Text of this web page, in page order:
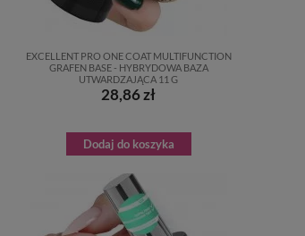
EXCELLENT PRO ONE COAT MULTIFUNCTION
GRAFEN BASE - HYBRYDOWA BAZA
UTWARDZAJĄCA 11 G
28,86 zł
Dodaj do koszyka